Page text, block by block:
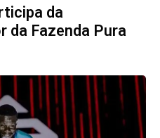
da
da Fazenda Pura